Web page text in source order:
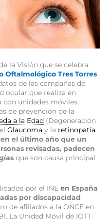
la Visión que se celebra
Oftalmológico Tres Torres
de las campañas de
ocular que realiza en
con unidades móviles,
de prevención de la
a la Edad (Degeneración
Glaucoma y la retinopatía
en el último año que un
revisadas, padecen
que son causa principal
por el INE en España
por discapacidad
de afiliados a la ONCE en
La Unidad Móvil de IOTT